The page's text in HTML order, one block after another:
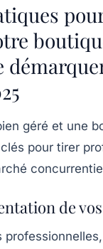
géré et une
pour tirer
de